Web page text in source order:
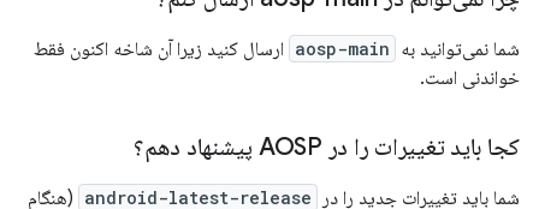
شما نمی‌توانید به aosp-main ارسال کنید زیرا آن شاخه اکنون فقط
خواندنی است.
کجا باید تغییرات را در AOSP پیشنهاد دهم؟
شما باید تغییرات جدید را در android-latest-release (هنگام